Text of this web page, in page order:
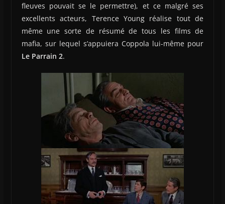
fleuves pouvait se le permettre), et ce malgré ses
excellents acteurs, Terence Young réalise tout de
même une sorte de résumé de tous les films de
mafia, sur lequel s’appuiera Coppola lui-même pour
Le Parrain 2.